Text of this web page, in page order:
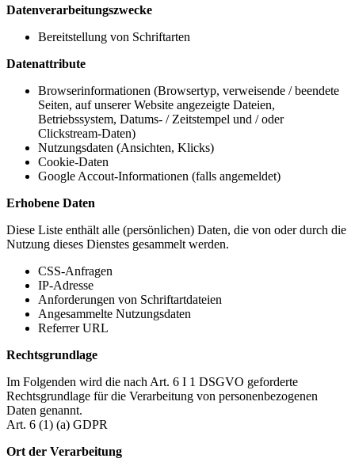
Datenverarbeitungszwecke
Bereitstellung von Schriftarten
Datenattribute
Browserinformationen (Browsertyp, verweisende / beendete
Seiten, auf unserer Website angezeigte Dateien,
Betriebssystem, Datums- / Zeitstempel und / oder
Clickstream-Daten)
Nutzungsdaten (Ansichten, Klicks)
Cookie-Daten
Google Accout-Informationen (falls angemeldet)
Erhobene Daten
Diese Liste enthält alle (persönlichen) Daten, die von oder durch die
Nutzung dieses Dienstes gesammelt werden.
CSS-Anfragen
IP-Adresse
Anforderungen von Schriftartdateien
Angesammelte Nutzungsdaten
Referrer URL
Rechtsgrundlage
Im Folgenden wird die nach Art. 6 I 1 DSGVO geforderte
Rechtsgrundlage für die Verarbeitung von personenbezogenen
Daten genannt.
Art. 6 (1) (a) GDPR
Ort der Verarbeitung